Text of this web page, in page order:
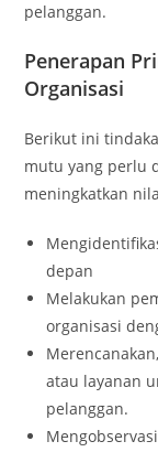
pelanggan.
Penerapan
Organisasi
Berikut ini
mutu yang perlu
meningkatkan
depan
Melakukan
organisasi
atau layanan
pelanggan.